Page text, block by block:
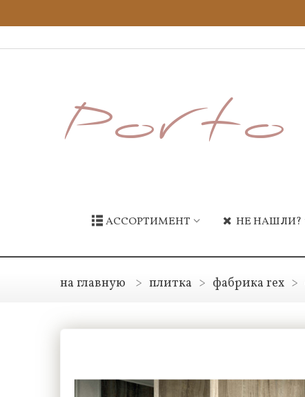
АССОРТИМЕНТ НЕ НАШЛИ?
на главную > плитка > фабрика rex >